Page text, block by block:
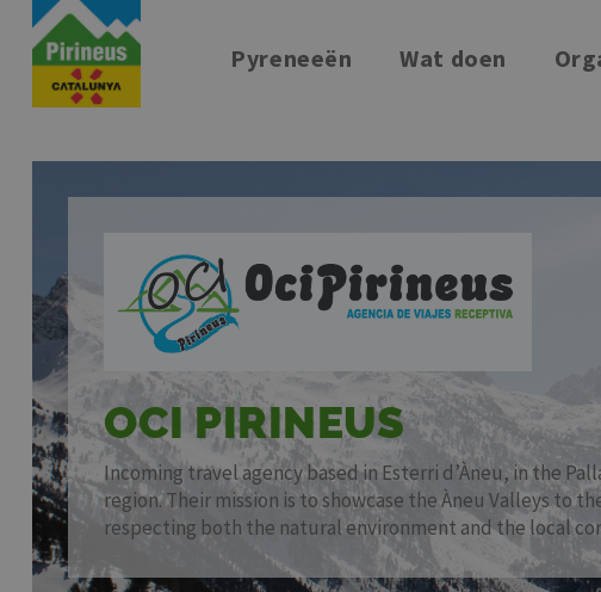
Overslaan
naar
Pyreneeën Wat doen
OCI PIRINEUS
Incoming travel agency based in Esterri d’Àneu, in the
region. Their mission is to showcase the Àneu Valleys to
respecting both the natural environment and the local